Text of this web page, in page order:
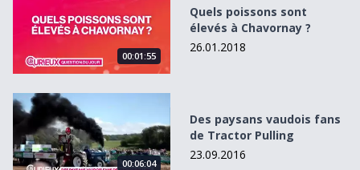
00:01:55
Quels poissons sont
élevés à Chavornay ?
26.01.2018
Des paysans vaudois fans de Tractor Pulling
00:06:04
Des paysans vaudois fans
de Tractor Pulling
23.09.2016